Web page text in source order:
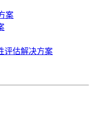
案
评估解决方案